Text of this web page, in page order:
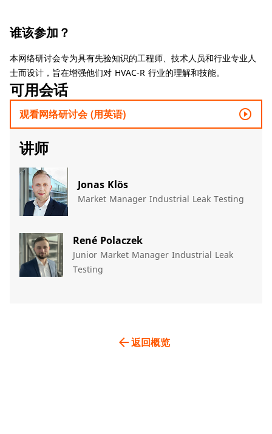
谁该参加？
​​​​​​​本网络研讨会专为具有先验知识的工程师、技术人员和行业专业人
士而设计，旨在增强他们对 HVAC-R 行业的理解和技能。
可用会话
观看网络研讨会 (用英语) play_circle_outline
讲师
Jonas Klös
Market Manager Industrial Leak Testing
René Polaczek​
Junior Market Manager Industrial Leak
Testing​
返回概览
arrow_back